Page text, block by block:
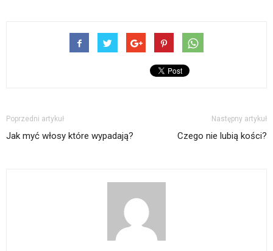
Poprzedni artykuł
Jak myć włosy które wypadają?
Następny artykuł
Czego nie lubią kości?